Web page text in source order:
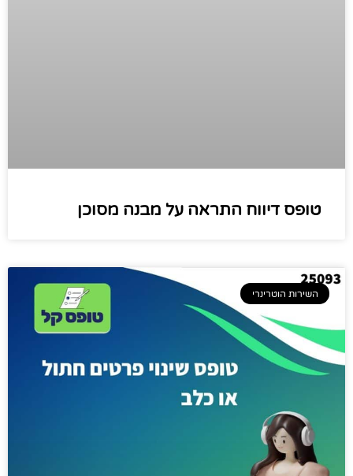
טופס דיווח התראה על מבנה מסוכן
השירות הוטרינרי